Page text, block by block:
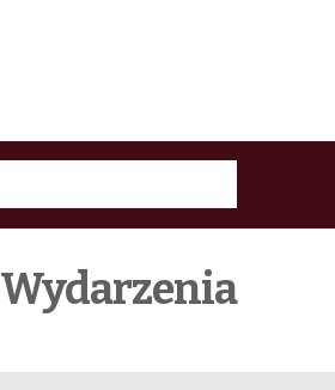
Wydarzenia